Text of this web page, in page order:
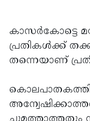
കാസർകോട്ടെ
പ്രതികൾക്ക്
തന്നെയാണ്